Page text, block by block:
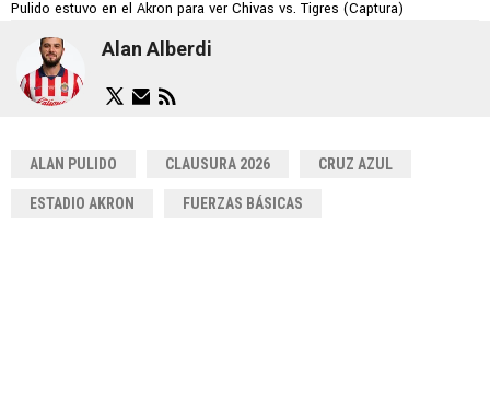
Pulido estuvo en el Akron para ver Chivas vs. Tigres (Captura)
Alan Alberdi
ALAN PULIDO CLAUSURA 2026 CRUZ AZUL
ESTADIO AKRON FUERZAS BÁSICAS